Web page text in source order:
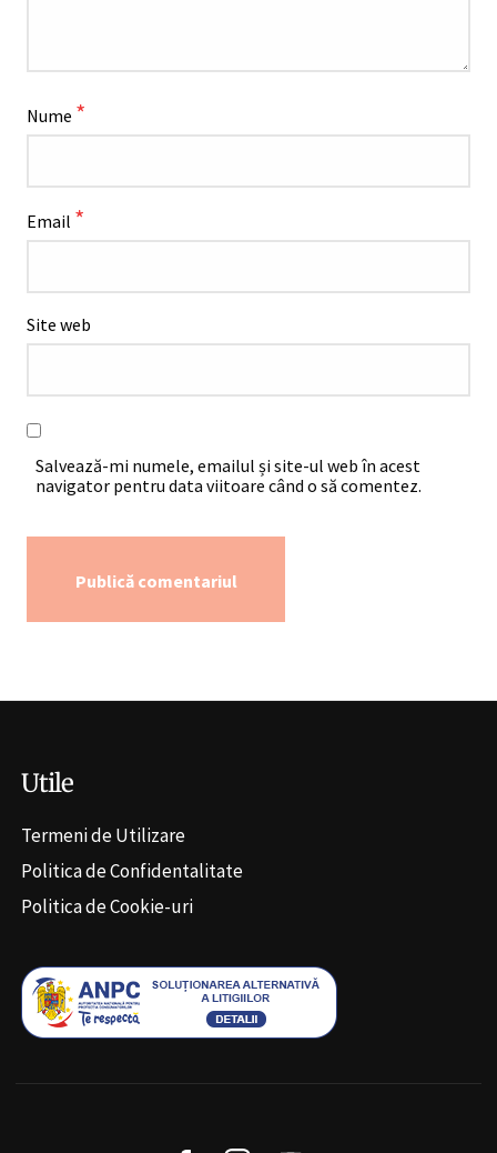
Nume *
Email *
Site web
Salvează-mi numele, emailul și site-ul web în acest
navigator pentru data viitoare când o să comentez.
Utile
Termeni de Utilizare
Politica de Confidentalitate
Politica de Cookie-uri